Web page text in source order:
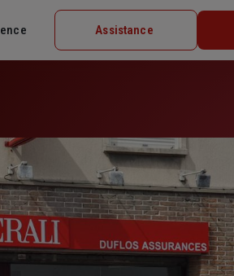
Assistance